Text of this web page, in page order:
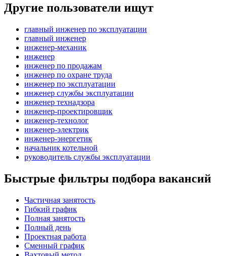
Другие пользователи ищут
главный инженер по эксплуатации
главный инженер
инженер-механик
инженер
инженер по продажам
инженер по охране труда
инженер по эксплуатации
инженер службы эксплуатации
инженер технадзора
инженер-проектировщик
инженер-технолог
инженер-электрик
инженер-энергетик
начальник котельной
руководитель службы эксплуатации
Быстрые фильтры подбора вакансий
Частичная занятость
Гибкий график
Полная занятость
Полный день
Проектная работа
Сменный график